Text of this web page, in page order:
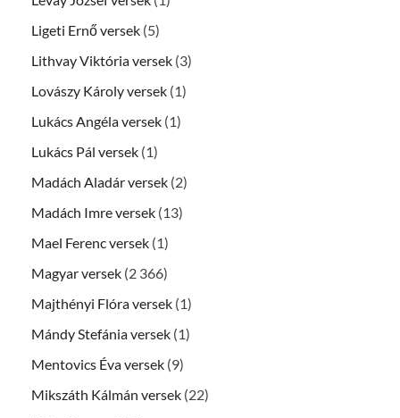
Ligeti Ernő versek (5)
Lithvay Viktória versek (3)
Lovászy Károly versek (1)
Lukács Angéla versek (1)
Lukács Pál versek (1)
Madách Aladár versek (2)
Madách Imre versek (13)
Mael Ferenc versek (1)
Magyar versek (2 366)
Majthényi Flóra versek (1)
Mándy Stefánia versek (1)
Mentovics Éva versek (9)
Mikszáth Kálmán versek (22)